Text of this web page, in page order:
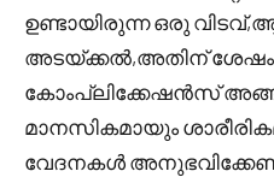
ഉണ്ടായിരുന്ന ഒരു
അടയ്ക്കൽ,അതിന് ശേഷം
കോംപ്ലിക്കേഷൻസ്
മാനസികമായും
വേദനകൾ